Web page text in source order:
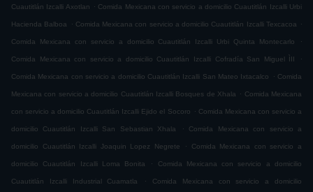
Cuautitlán Izcalli Axotlan . Comida Mexicana con servicio a domicilio Cuautitlán Izcalli Urbi
Hacienda Balboa . Comida Mexicana con servicio a domicilio Cuautitlán Izcalli Texcacoa .
Comida Mexicana con servicio a domicilio Cuautitlán Izcalli Urbi Quinta Montecarlo .
Comida Mexicana con servicio a domicilio Cuautitlán Izcalli Cofradía San Miguel ÌII .
Comida Mexicana con servicio a domicilio Cuautitlán Izcalli San Mateo Ixtacalco . Comida
Mexicana con servicio a domicilio Cuautitlán Izcalli Bosques de Xhala . Comida Mexicana
con servicio a domicilio Cuautitlán Izcalli Ejido el Socoro . Comida Mexicana con servicio a
domicilio Cuautitlán Izcalli San Sebastian Xhala . Comida Mexicana con servicio a
domicilio Cuautitlán Izcalli Joaquin Lopez Negrete . Comida Mexicana con servicio a
domicilio Cuautitlán Izcalli Loma Bonita . Comida Mexicana con servicio a domicilio
Cuautitlán Izcalli Industrial Cuamatla . Comida Mexicana con servicio a domicilio